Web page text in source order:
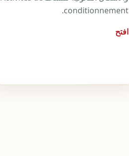
conditionnement.
افتح